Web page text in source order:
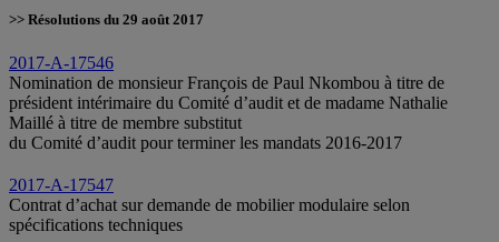
>> Résolutions du 29 août 2017
2017-A-17546
Nomination de monsieur François de Paul Nkombou à titre de
président intérimaire du Comité d’audit et de madame Nathalie
Maillé à titre de membre substitut
du Comité d’audit pour terminer les mandats 2016-2017
2017-A-17547
Contrat d’achat sur demande de mobilier modulaire selon
spécifications techniques